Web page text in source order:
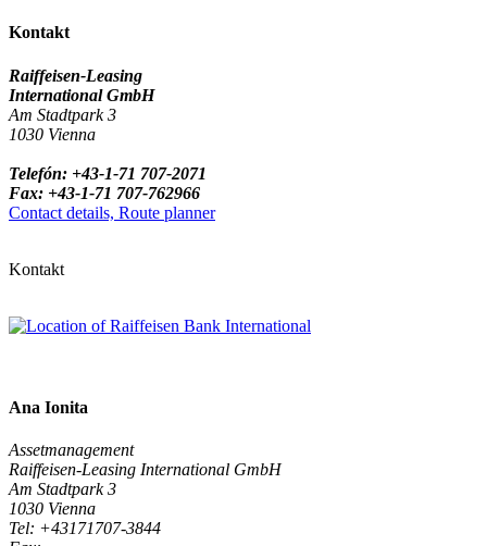
Kontakt
Raiffeisen-Leasing
International GmbH
Am Stadtpark 3
1030 Vienna
Telefón: +43-1-71 707-2071
Fax: +43-1-71 707-762966
Contact details, Route planner
Kontakt
Ana Ionita
Assetmanagement
Raiffeisen-Leasing International GmbH
Am Stadtpark 3
1030 Vienna
Tel: +43171707-3844